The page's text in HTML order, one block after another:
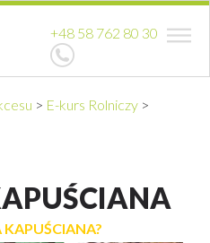
+48 58 762 80 30
> E-kurs Rolniczy >